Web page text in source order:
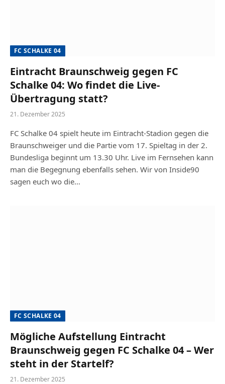
FC SCHALKE 04
Eintracht Braunschweig gegen FC
Schalke 04: Wo findet die Live-
Übertragung statt?
21. Dezember 2025
FC Schalke 04 spielt heute im Eintracht-Stadion gegen die
Braunschweiger und die Partie vom 17. Spieltag in der 2.
Bundesliga beginnt um 13.30 Uhr. Live im Fernsehen kann
man die Begegnung ebenfalls sehen. Wir von Inside90
sagen euch wo die…
FC SCHALKE 04
Mögliche Aufstellung Eintracht
Braunschweig gegen FC Schalke 04 – Wer
steht in der Startelf?
21. Dezember 2025